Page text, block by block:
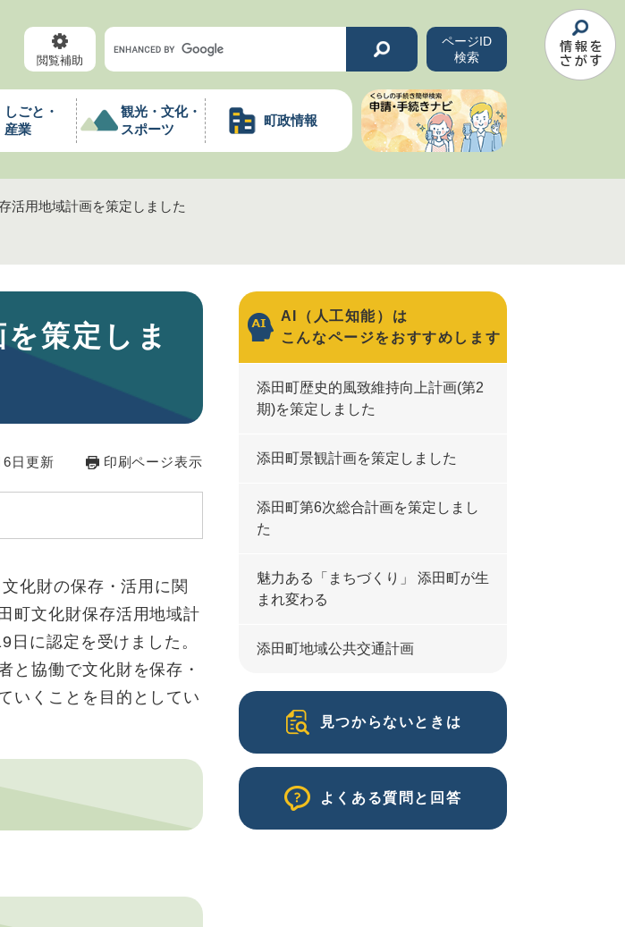
閲覧補助
キ
ド
ページID
検索
しごと・
産業
観光・文化・
スポーツ
町政情報
活用地域計画を策定しました
策定しま
日更新 印刷ページ表示
化財の保存・活用に関
町文化財保存活用地域計
に認定を受けました。
と協働で文化財を保存・
いくことを目的としてい
AI（人工知能）は
こんなページをおすすめします
添田町歴史的風致維持向上計画(第2
期)を策定しました
添田町景観計画を策定しました
添田町第6次総合計画を策定しまし
た
魅力ある「まちづくり」 添田町が生
まれ変わる
添田町地域公共交通計画
見つからないときは
よくある質問と回答